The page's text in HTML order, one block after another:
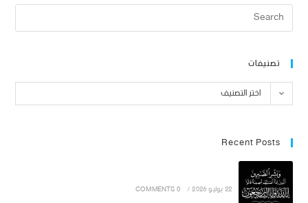
تصنيفات
اختر التصنيف
Recent Posts
22 يوليو 2026 /
0 COMMENTS